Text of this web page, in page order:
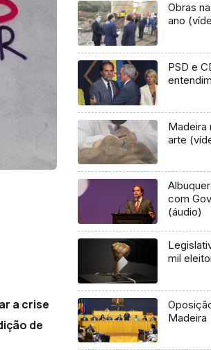
a crise
de
Obras
ano
PSD e
Madeira
arte
com
(áudio)
mil
Madeira